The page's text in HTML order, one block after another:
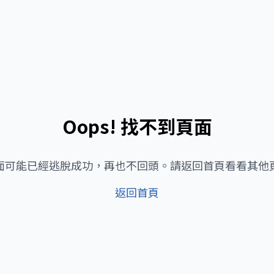
Oops! 找不到頁面
可能已經逃脫成功，再也不回頭。請返回首頁看看其他
返回首頁